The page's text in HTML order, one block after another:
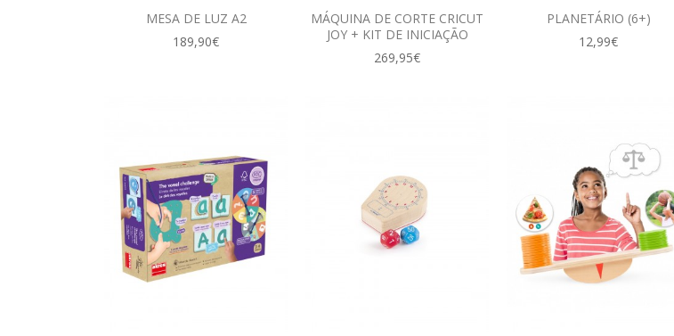
MESA DE LUZ A2
189,90€
MÁQUINA DE CORTE CRICUT
JOY + KIT DE INICIAÇÃO
269,95€
PLANETÁRIO (6+)
12,99€